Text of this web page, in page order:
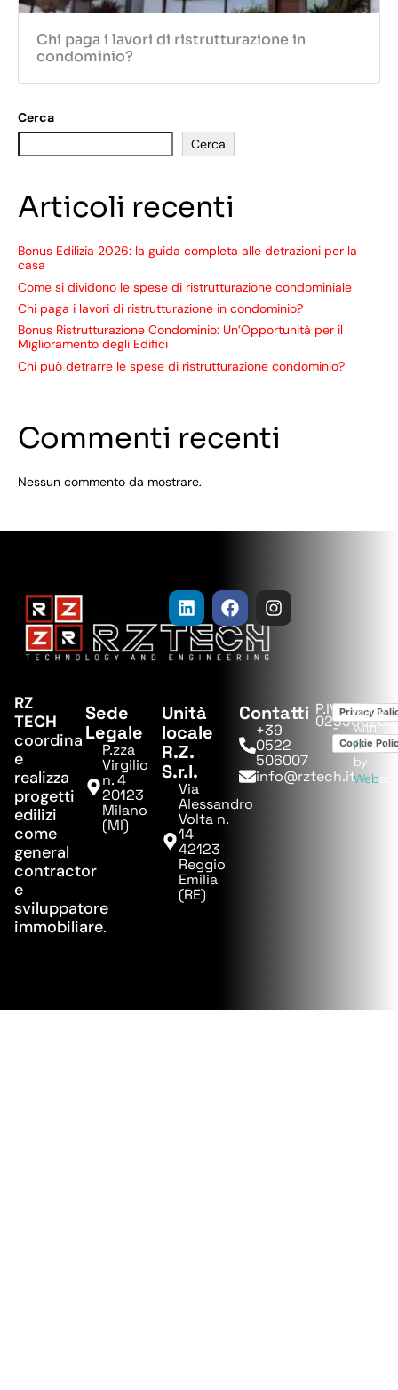
Chi paga i lavori di ristrutturazione in
condominio?
Cerca
Cerca
Articoli recenti
Bonus Edilizia 2026: la guida completa alle detrazioni per la
casa
Come si dividono le spese di ristrutturazione condominiale
Chi paga i lavori di ristrutturazione in condominio?
Bonus Ristrutturazione Condominio: Un’Opportunità per il
Miglioramento degli Edifici
Chi può detrarre le spese di ristrutturazione condominio?
Commenti recenti
Nessun commento da mostrare.
RZ
TECH
coordina
e
realizza
progetti
edilizi
come
general
contractor
e
sviluppatore
immobiliare.
Sede
Legale
P.zza
Virgilio
n. 4
20123
Milano
(MI)
Unità
locale
R.Z.
S.r.l.
Via
Alessandro
Volta n.
14
42123
Reggio
Emilia
(RE)
Contatti
+39
0522
506007
info@rztech.it
P.IVA:Privacy
-
Cookie
Made
with
/>
by
Web